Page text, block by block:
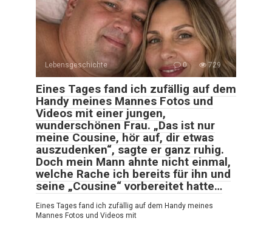
Lebensgeschichte 0 729
Eines Tages fand ich zufällig auf dem
Handy meines Mannes Fotos und
Videos mit einer jungen,
wunderschönen Frau. „Das ist nur
meine Cousine, hör auf, dir etwas
auszudenken“, sagte er ganz ruhig.
Doch mein Mann ahnte nicht einmal,
welche Rache ich bereits für ihn und
seine „Cousine“ vorbereitet hatte…
Eines Tages fand ich zufällig auf dem Handy meines
Mannes Fotos und Videos mit